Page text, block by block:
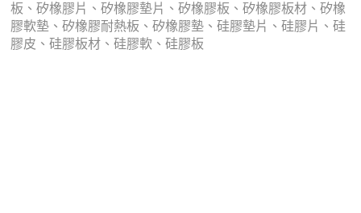
板、矽橡膠片、矽橡膠墊片、矽橡膠板、矽橡膠板材、矽橡
膠軟墊、矽橡膠耐熱板、矽橡膠墊、硅膠墊片、硅膠片、硅
膠皮、硅膠板材、硅膠軟、硅膠板